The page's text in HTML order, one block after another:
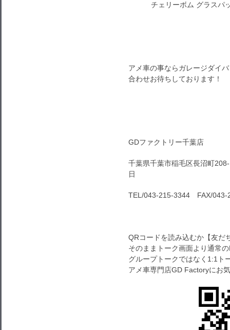
チェリーボム グラスパ
アメ車の事ならガレージダイ
合わせお待ちしております！
GDファクトリー千葉店
千葉県千葉市稲毛区長沼町
日
TEL/043-215-3344 FAX/043-
QRコードを読み込むか【友だ
そのままトーク画面より通常
グループトークではなく1:1ト
アメ車専門店GD Factoryにお